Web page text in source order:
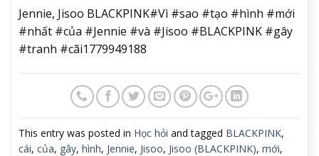
Jennie, Jisoo BLACKPINK#Vì #sao #tạo #hình #mới
#nhất #của #Jennie #và #Jisoo #BLACKPINK #gây
#tranh #cãi1779949188
This entry was posted in Học hỏi and tagged BLACKPINK,
cái, của, gây, hình, Jennie, Jisoo, Jisoo (BLACKPINK), mới,